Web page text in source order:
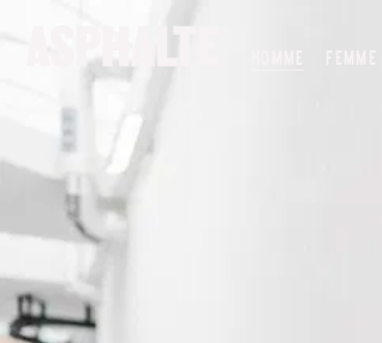
NOTRE MISSION
NOS MAGASINS
CO-CRÉATION
LE JOURNAL